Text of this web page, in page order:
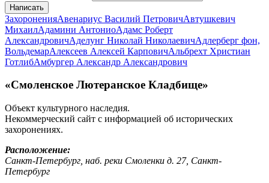
Написать
ЗахороненияАвенариус Василий ПетровичАвтушкевич
МихаилАдамини АнтониоАдамс Роберт
АлександровичАделунг Николай НиколаевичАдлерберг фон,
ВольдемарАлексеев Алексей КарповичАльбрехт Христиан
ГотлибАмбургер Александр Александрович
«Смоленское Лютеранское Кладбище»
Объект культурного наследия.
Некоммерческий сайт с информацией об исторических
захоронениях.
Расположение:
Санкт-Петербург, наб. реки Смоленки д. 27, Санкт-
Петербург